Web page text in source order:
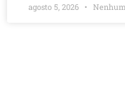
agosto 5, 2026